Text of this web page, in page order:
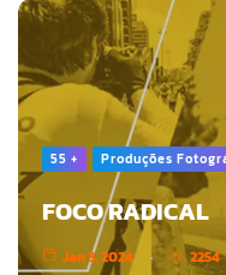
55 + Produções
FOCO RADICAL
Jan 3, 2024 2254